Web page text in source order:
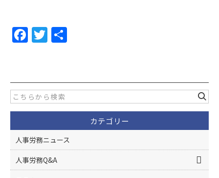
F
a
e
b
o
o
k
T
w
er
カテゴリー
人事労務ニュース
人事労務Q&A